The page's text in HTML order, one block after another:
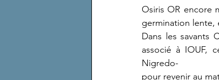
Osiris OR encore
germination lente,
Dans les savants
associé à IOUF,
Nigredo-
pour revenir au